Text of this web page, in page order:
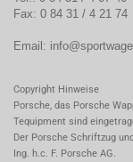
Fax: 0 84 31 / 4 21 74
Email:
Copyright Hinweise
Porsche, das Porsche
Tequipment sind
Der Porsche Schriftzug
Ing. h.c. F. Porsche AG.